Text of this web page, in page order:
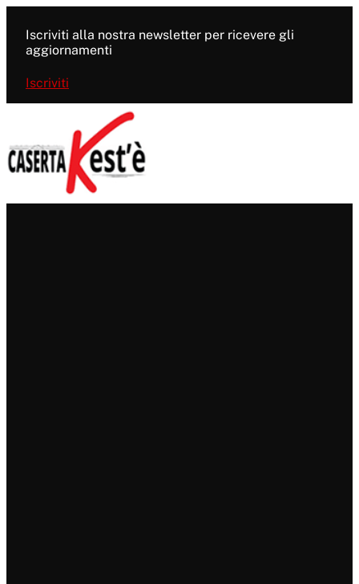
contenuto
Iscriviti alla nostra newsletter per ricevere gli
aggiornamenti
Iscriviti